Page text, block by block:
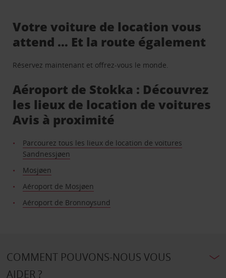
Votre voiture de location vous
attend … Et la route également
Réservez maintenant et offrez-vous le monde.
Aéroport de Stokka : Découvrez
les lieux de location de voitures
Avis à proximité
Parcourez tous les lieux de location de voitures
Sandnessjøen
Mosjøen
Aéroport de Mosjøen
Aéroport de Bronnoysund
COMMENT POUVONS-NOUS VOUS
AIDER ?